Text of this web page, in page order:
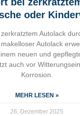
oder
Autolack
Autolack
neuen und
auch vor
Korrosion.
MEHR LESEN »
26. Dezember 2025